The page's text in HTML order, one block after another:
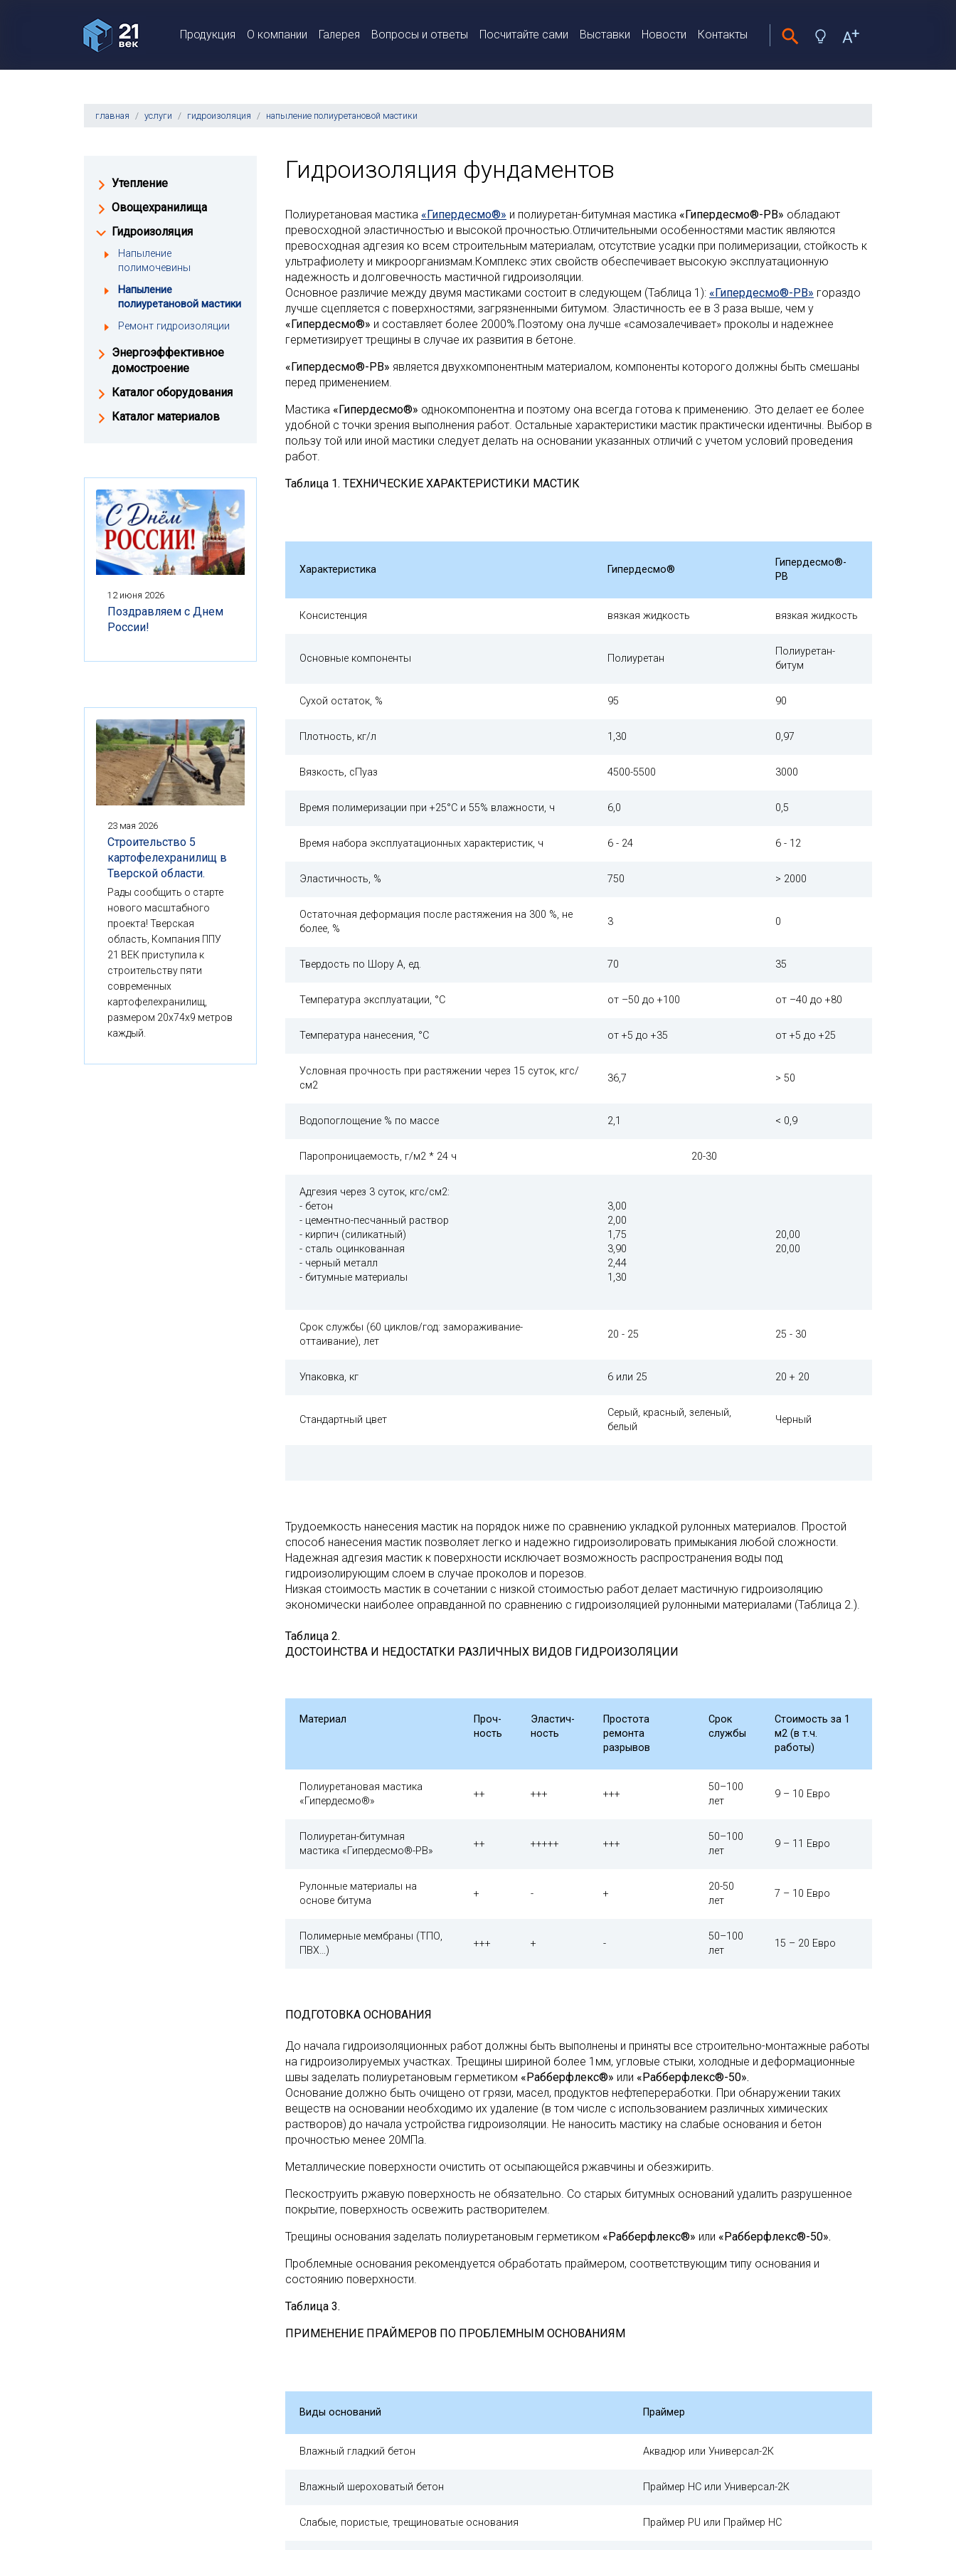
Продукция О компании Галерея Вопросы и ответы Посчитайте сами Выставки Новости Контакты
главная услуги гидроизоляция напыление полиуретановой мастики
Гидроизоляция фундаментов
Полиуретановая мастика «Гипердесмо®» и полиуретан-битумная мастика «Гипердесмо®-РВ» обладают
превосходной эластичностью и высокой прочностью.Отличительными особенностями мастик являются
превосходная адгезия ко всем строительным материалам, отсутствие усадки при полимеризации, стойкость к
ультрафиолету и микроорганизмам.Комплекс этих свойств обеспечивает высокую эксплуатационную
надежность и долговечность мастичной гидроизоляции.
Основное различие между двумя мастиками состоит в следующем (Таблица 1): «Гипердесмо®-РВ» гораздо
лучше сцепляется с поверхностями, загрязненными битумом. Эластичность ее в 3 раза выше, чем у
«Гипердесмо®» и составляет более 2000%.Поэтому она лучше «самозалечивает» проколы и надежнее
герметизирует трещины в случае их развития в бетоне.
«Гипердесмо®-PВ» является двухкомпонентным материалом, компоненты которого должны быть смешаны
перед применением.
Мастика «Гипердесмо®» однокомпонентна и поэтому она всегда готова к применению. Это делает ее более
удобной с точки зрения выполнения работ. Остальные характеристики мастик практически идентичны. Выбор в
пользу той или иной мастики следует делать на основании указанных отличий с учетом условий проведения
работ.
Таблица 1. ТЕХНИЧЕСКИЕ ХАРАКТЕРИСТИКИ МАСТИК
Характеристика Гипердесмо®
Гипердесмо®-
РВ
Консистенция вязкая жидкость вязкая жидкость
Основные компоненты Полиуретан
Полиуретан-
битум
Сухой остаток, % 95 90
Плотность, кг/л 1,30 0,97
Вязкость, сПуаз 4500-5500 3000
Время полимеризации при +25°С и 55% влажности, ч 6,0 0,5
Время набора эксплуатационных характеристик, ч 6 - 24 6 - 12
Эластичность, % 750 > 2000
Остаточная деформация после растяжения на 300 %, не
более, %
3 0
Твердость по Шору А, ед. 70 35
Температура эксплуатации, °С от –50 до +100 от –40 до +80
Температура нанесения, °С от +5 до +35 от +5 до +25
Условная прочность при растяжении через 15 суток, кгс/
см2
36,7 > 50
Водопоглощение % по массе 2,1 < 0,9
Паропроницаемость, г/м2 * 24 ч 20-30
Адгезия через 3 суток, кгс/см2:
- бетон
- цементно-песчанный раствор
- кирпич (силикатный)
- сталь оцинкованная
- черный металл
- битумные материалы
3,00
2,00
1,75
3,90
2,44
1,30
20,00
20,00
Срок службы (60 циклов/год: замораживание-
оттаивание), лет
20 - 25 25 - 30
Упаковка, кг 6 или 25 20 + 20
Стандартный цвет
Серый, красный, зеленый,
белый
Черный
Трудоемкость нанесения мастик на порядок ниже по сравнению укладкой рулонных материалов. Простой
способ нанесения мастик позволяет легко и надежно гидроизолировать примыкания любой сложности.
Надежная адгезия мастик к поверхности исключает возможность распространения воды под
гидроизолирующим слоем в случае проколов и порезов.
Низкая стоимость мастик в сочетании с низкой стоимостью работ делает мастичную гидроизоляцию
экономически наиболее оправданной по сравнению с гидроизоляцией рулонными материалами (Таблица 2.).
Таблица 2.
ДОСТОИНСТВА И НЕДОСТАТКИ РАЗЛИЧНЫХ ВИДОВ ГИДРОИЗОЛЯЦИИ
Материал
Проч-
ность
Эластич-
ность
Простота
ремонта
разрывов
Срок
службы
Стоимость за 1
м2 (в т.ч.
работы)
Полиуретановая мастика
«Гипердесмо®»
++ +++ +++
50–100
лет
9 – 10 Евро
Полиуретан-битумная
мастика «Гипердесмо®-РВ»
++ +++++ +++
50–100
лет
9 – 11 Евро
Рулонные материалы на
основе битума
+ - +
20-50
лет
7 – 10 Евро
Полимерные мембраны (ТПО,
ПВХ…)
+++ + -
50–100
лет
15 – 20 Евро
ПОДГОТОВКА ОСНОВАНИЯ
До начала гидроизоляционных работ должны быть выполнены и приняты все строительно-монтажные работы
на гидроизолируемых участках. Трещины шириной более 1мм, угловые стыки, холодные и деформационные
швы заделать полиуретановым герметиком «Рабберфлекс®» или «Рабберфлекс®-50».
Основание должно быть очищено от грязи, масел, продуктов нефтепереработки. При обнаружении таких
веществ на основании необходимо их удаление (в том числе с использованием различных химических
растворов) до начала устройства гидроизоляции. Не наносить мастику на слабые основания и бетон
прочностью менее 20МПа.
Металлические поверхности очистить от осыпающейся ржавчины и обезжирить.
Пескоструить ржавую поверхность не обязательно. Со старых битумных оснований удалить разрушенное
покрытие, поверхность освежить растворителем.
Трещины основания заделать полиуретановым герметиком «Рабберфлекс®» или «Рабберфлекс®-50».
Проблемные основания рекомендуется обработать праймером, соответствующим типу основания и
состоянию поверхности.
Таблица 3.
ПРИМЕНЕНИЕ ПРАЙМЕРОВ ПО ПРОБЛЕМНЫМ ОСНОВАНИЯМ
Виды оснований Праймер
Влажный гладкий бетон Аквадюр или Универсал-2К
Влажный шероховатый бетон Праймер НС или Универсал-2К
Слабые, пористые, трещиноватые основания Праймер PU или Праймер НС
Утепление
Овощехранилища
Гидроизоляция
Напыление
полимочевины
Напыление
полиуретановой мастики
Ремонт гидроизоляции
Энергоэффективное
домостроение
Каталог оборудования
Каталог материалов
12 июня 2026
Поздравляем с Днем
России!
23 мая 2026
Строительство 5
картофелехранилищ в
Тверской области.
Рады сообщить о старте
нового масштабного
проекта! Тверская
область, Компания ППУ
21 ВЕК приступила к
строительству пяти
современных
картофелехранилищ,
размером 20x74x9 метров
каждый.